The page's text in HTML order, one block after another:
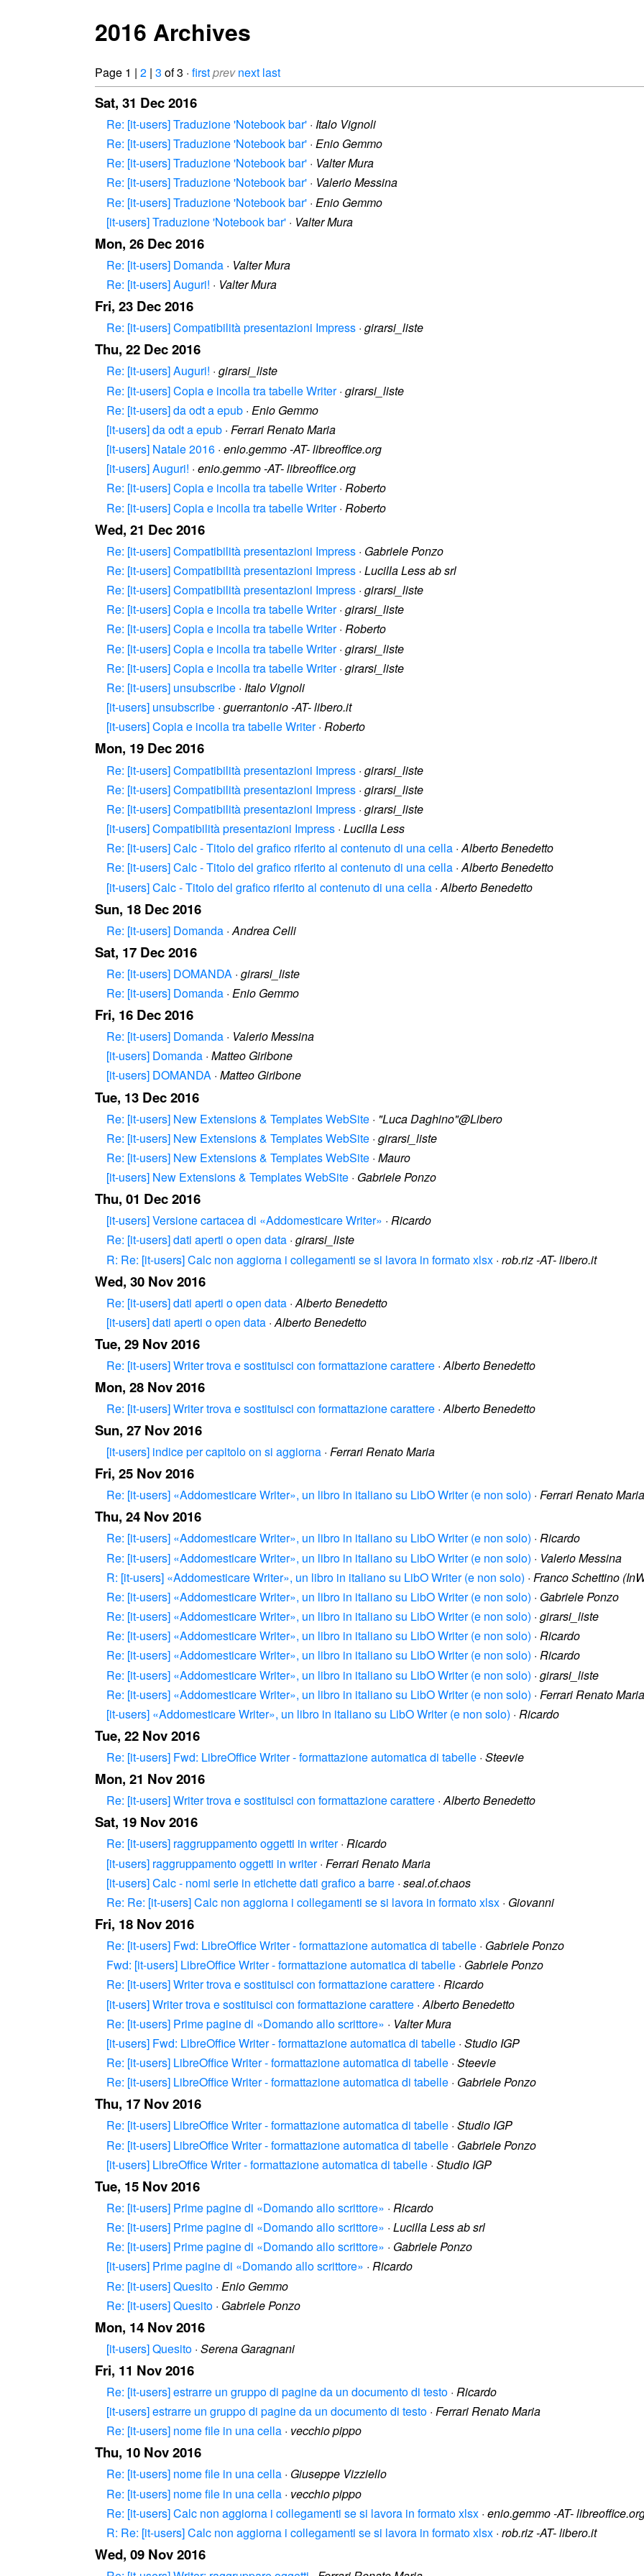
2016 Archives
Page 1 | 2 | 3 of 3 · firstprev next last
Sat, 31 Dec 2016
Re: [it-users] Traduzione 'Notebook bar' · Italo Vignoli
Re: [it-users] Traduzione 'Notebook bar' · Enio Gemmo
Re: [it-users] Traduzione 'Notebook bar' · Valter Mura
Re: [it-users] Traduzione 'Notebook bar' · Valerio Messina
Re: [it-users] Traduzione 'Notebook bar' · Enio Gemmo
[it-users] Traduzione 'Notebook bar' · Valter Mura
Mon, 26 Dec 2016
Re: [it-users] Domanda · Valter Mura
Re: [it-users] Auguri! · Valter Mura
Fri, 23 Dec 2016
Re: [it-users] Compatibilità presentazioni Impress · girarsi_liste
Thu, 22 Dec 2016
Re: [it-users] Auguri! · girarsi_liste
Re: [it-users] Copia e incolla tra tabelle Writer· girarsi_liste
Re: [it-users] da odt a epub · Enio Gemmo
[it-users] da odt a epub · Ferrari Renato Maria
[it-users] Natale 2016 · enio.gemmo -AT- libreoffice.org
[it-users] Auguri! · enio.gemmo -AT- libreoffice.org
Re: [it-users] Copia e incolla tra tabelle Writer· Roberto
Re: [it-users] Copia e incolla tra tabelle Writer· Roberto
Wed, 21 Dec 2016
Re: [it-users] Compatibilità presentazioni Impress · Gabriele Ponzo
Re: [it-users] Compatibilità presentazioni Impress · Lucilla Less ab srl
Re: [it-users] Compatibilità presentazioni Impress · girarsi_liste
Re: [it-users] Copia e incolla tra tabelle Writer· girarsi_liste
Re: [it-users] Copia e incolla tra tabelle Writer· Roberto
Re: [it-users] Copia e incolla tra tabelle Writer· girarsi_liste
Re: [it-users] Copia e incolla tra tabelle Writer· girarsi_liste
Re: [it-users] unsubscribe · Italo Vignoli
[it-users] unsubscribe · guerrantonio -AT- libero.it
[it-users] Copia e incolla tra tabelle Writer· Roberto
Mon, 19 Dec 2016
Re: [it-users] Compatibilità presentazioni Impress · girarsi_liste
Re: [it-users] Compatibilità presentazioni Impress · girarsi_liste
Re: [it-users] Compatibilità presentazioni Impress · girarsi_liste
[it-users] Compatibilità presentazioni Impress · Lucilla Less
Re: [it-users] Calc - Titolo del grafico riferito al contenuto di una cella ·Alberto Benedetto
Re: [it-users] Calc - Titolo del grafico riferito al contenuto di una cella ·Alberto Benedetto
[it-users] Calc - Titolo del grafico riferito al contenuto di una cella ·Alberto Benedetto
Sun, 18 Dec 2016
Re: [it-users] Domanda ·Andrea Celli
Sat, 17 Dec 2016
Re: [it-users] DOMANDA · girarsi_liste
Re: [it-users] Domanda · Enio Gemmo
Fri, 16 Dec 2016
Re: [it-users] Domanda · Valerio Messina
[it-users] Domanda · Matteo Giribone
[it-users] DOMANDA · Matteo Giribone
Tue, 13 Dec 2016
Re: [it-users] New Extensions & Templates WebSite · "Luca Daghino"@Libero
Re: [it-users] New Extensions & Templates WebSite · girarsi_liste
Re: [it-users] New Extensions & Templates WebSite · Mauro
[it-users] New Extensions & Templates WebSite · Gabriele Ponzo
Thu, 01 Dec 2016
[it-users] Versione cartacea di «Addomesticare Writer» · Ricardo
Re: [it-users] dati aperti o open data · girarsi_liste
R: Re: [it-users] Calc non aggiorna i collegamenti se si lavora in formato xlsx · rob.riz -AT- libero.it
Wed, 30 Nov 2016
Re: [it-users] dati aperti o open data ·Alberto Benedetto
[it-users] dati aperti o open data ·Alberto Benedetto
Tue, 29 Nov 2016
Re: [it-users] Writer trova e sostituisci con formattazione carattere ·Alberto Benedetto
Mon, 28 Nov 2016
Re: [it-users] Writer trova e sostituisci con formattazione carattere ·Alberto Benedetto
Sun, 27 Nov 2016
[it-users] indice per capitolo on si aggiorna · Ferrari Renato Maria
Fri, 25 Nov 2016
Re: [it-users] «Addomesticare Writer», un libro in italiano su LibO Writer (e non solo) · Ferrari Renato Maria
Thu, 24 Nov 2016
Re: [it-users] «Addomesticare Writer», un libro in italiano su LibO Writer (e non solo) · Ricardo
Re: [it-users] «Addomesticare Writer», un libro in italiano su LibO Writer (e non solo) · Valerio Messina
R: [it-users] «Addomesticare Writer», un libro in italiano su LibO Writer (e non solo) · Franco Schettino
Re: [it-users] «Addomesticare Writer», un libro in italiano su LibO Writer (e non solo) · Gabriele Ponzo
Re: [it-users] «Addomesticare Writer», un libro in italiano su LibO Writer (e non solo) · girarsi_liste
Re: [it-users] «Addomesticare Writer», un libro in italiano su LibO Writer (e non solo) · Ricardo
Re: [it-users] «Addomesticare Writer», un libro in italiano su LibO Writer (e non solo) · Ricardo
Re: [it-users] «Addomesticare Writer», un libro in italiano su LibO Writer (e non solo) · girarsi_liste
Re: [it-users] «Addomesticare Writer», un libro in italiano su LibO Writer (e non solo) · Ferrari Renato Maria
[it-users] «Addomesticare Writer», un libro in italiano su LibO Writer (e non solo) · Ricardo
Tue, 22 Nov 2016
Re: [it-users] Fwd: LibreOffice Writer - formattazione automatica di tabelle · Steevie
Mon, 21 Nov 2016
Re: [it-users] Writer trova e sostituisci con formattazione carattere ·Alberto Benedetto
Sat, 19 Nov 2016
Re: [it-users] raggruppamento oggetti in writer· Ricardo
[it-users] raggruppamento oggetti in writer· Ferrari Renato Maria
[it-users] Calc - nomi serie in etichette dati grafico a barre · seal.of.chaos
Re: Re: [it-users] Calc non aggiorna i collegamenti se si lavora in formato xlsx · Giovanni
Fri, 18 Nov 2016
Re: [it-users] Fwd: LibreOffice Writer - formattazione automatica di tabelle · Gabriele Ponzo
Fwd: [it-users] LibreOffice Writer - formattazione automatica di tabelle · Gabriele Ponzo
Re: [it-users] Writer trova e sostituisci con formattazione carattere · Ricardo
[it-users] Writer trova e sostituisci con formattazione carattere · Alberto Benedetto
Re: [it-users] Prime pagine di «Domando allo scrittore» · Valter Mura
[it-users] Fwd: LibreOffice Writer - formattazione automatica di tabelle · Studio IGP
Re: [it-users] LibreOffice Writer - formattazione automatica di tabelle · Steevie
Re: [it-users] LibreOffice Writer - formattazione automatica di tabelle · Gabriele Ponzo
Thu, 17 Nov 2016
Re: [it-users] LibreOffice Writer - formattazione automatica di tabelle · Studio IGP
Re: [it-users] LibreOffice Writer - formattazione automatica di tabelle · Gabriele Ponzo
[it-users] LibreOffice Writer - formattazione automatica di tabelle · Studio IGP
Tue, 15 Nov 2016
Re: [it-users] Prime pagine di «Domando allo scrittore» · Ricardo
Re: [it-users] Prime pagine di «Domando allo scrittore» · Lucilla Less ab srl
Re: [it-users] Prime pagine di «Domando allo scrittore» · Gabriele Ponzo
[it-users] Prime pagine di «Domando allo scrittore» · Ricardo
Re: [it-users] Quesito · Enio Gemmo
Re: [it-users] Quesito · Gabriele Ponzo
Mon, 14 Nov 2016
[it-users] Quesito · Serena Garagnani
Fri, 11 Nov 2016
Re: [it-users] estrarre un gruppo di pagine da un documento di testo · Ricardo
[it-users] estrarre un gruppo di pagine da un documento di testo · Ferrari Renato Maria
Re: [it-users] nome file in una cella · vecchio pippo
Thu, 10 Nov 2016
Re: [it-users] nome file in una cella · Giuseppe Vizziello
Re: [it-users] nome file in una cella · vecchio pippo
Re: [it-users] Calc non aggiorna i collegamenti se si lavora in formato xlsx · enio.gemmo -AT-
R: Re: [it-users] Calc non aggiorna i collegamenti se si lavora in formato xlsx · rob.riz -AT- libero.it
Wed, 09 Nov 2016